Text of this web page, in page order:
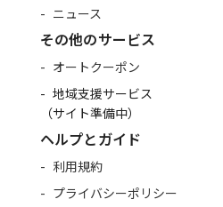
ニュース
その他のサービス
オートクーポン
地域支援サービス
（サイト準備中）
ヘルプとガイド
利用規約
プライバシーポリシー